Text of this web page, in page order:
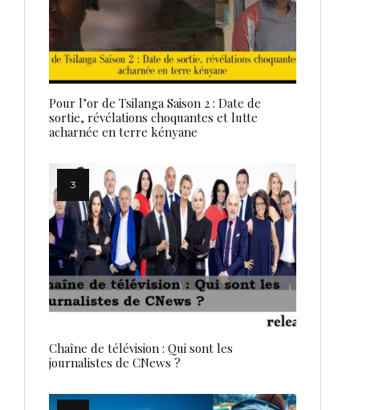
Pour l’or de Tsilanga Saison 2 : Date de
sortie, révélations choquantes et lutte
acharnée en terre kényane
Chaîne de télévision : Qui sont les
journalistes de CNews ?